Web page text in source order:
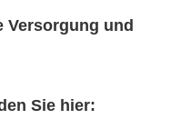
Versorgung und
Sie hier: